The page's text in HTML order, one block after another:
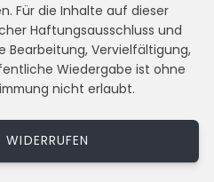
Für die Inhalte auf dieser
Haftungsausschluss und
Bearbeitung, Vervielfältigung,
Wiedergabe ist ohne
nicht erlaubt.